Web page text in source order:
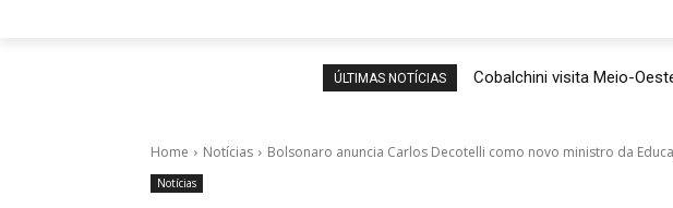
ÚLTIMAS NOTÍCIAS Cobalchini visita Meio-
Home Notícias Bolsonaro anuncia Carlos Decotelli como novo ministro da
Notícias